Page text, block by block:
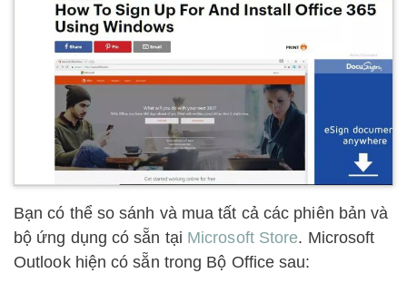
Bạn có thể so sánh và mua tất cả các phiên bản và
bộ ứng dụng có sẵn tại Microsoft Store. Microsoft
Outlook hiện có sẵn trong Bộ Office sau: